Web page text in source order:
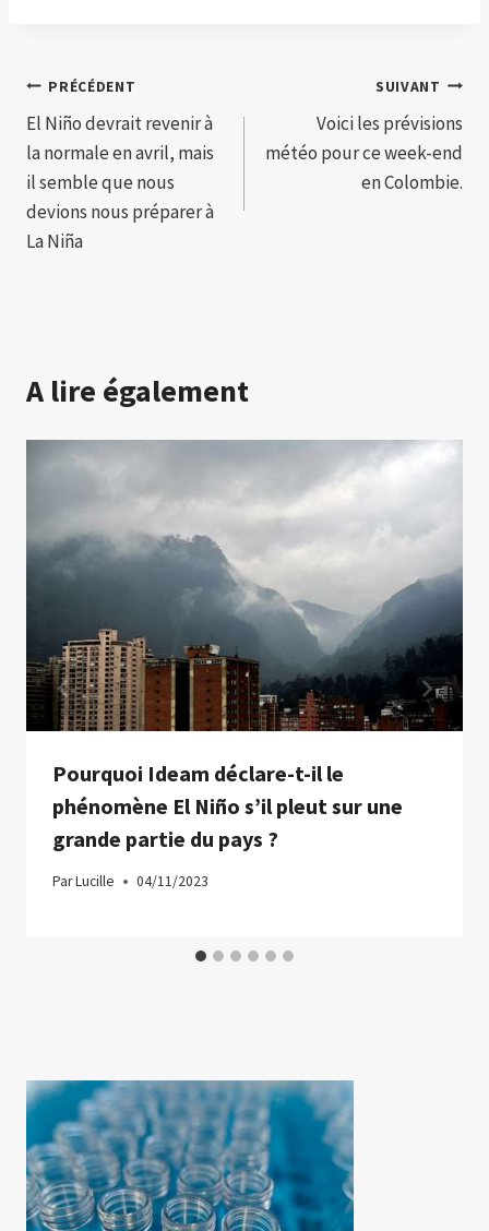
Navigation
de
l’article
PRÉCÉDENT
El Niño devrait revenir à
la normale en avril, mais
il semble que nous
devions nous préparer à
La Niña
SUIVANT
Voici les prévisions
météo pour ce week-end
en Colombie.
A lire également
Pourquoi Ideam déclare-t-il le
phénomène El Niño s’il pleut sur une
grande partie du pays ?
ParLucille 04/11/2023